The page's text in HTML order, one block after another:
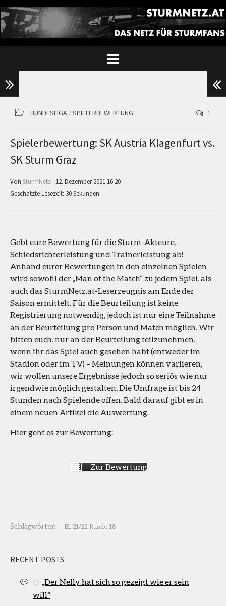
BUNDESLIGA /SPIELERBEWERTUNG 1
Spielerbewertung: SK Austria Klagenfurt vs.
SK Sturm Graz
Von SturmNetz · 12. Dezember 2021 16:20
Geschätzte Lesezeit: 30 Sekunden
Gebt eure Bewertung für die Sturm-Akteure,
Schiedsrichterleistung und Trainerleistung ab!
Anhand eurer Bewertungen in den einzelnen Spielen
wird sowohl der „Man of the Match“ zu jedem Spiel, als
auch das SturmNetz.at-Leserzeugnis am Ende der
Saison ermittelt. Für die Beurteilung ist keine
Registrierung notwendig, jedoch ist nur eine Teilnahme
an der Beurteilung pro Person und Match möglich. Wir
bitten euch, nur an der Beurteilung teilzunehmen,
wenn ihr das Spiel auch gesehen habt (entweder im
Stadion oder im TV) – Meinungen können variieren,
wir wollen unsere Ergebnisse jedoch so seriös wie nur
irgendwie möglich gestalten. Die Umfrage ist bis 24
Stunden nach Spielende offen. Bald darauf gibt es in
einem neuen Artikel die Auswertung.
Hier geht es zur Bewertung:
Zur Bewertung
Schlagwörter: BL 21/22: Runde 18
RECENT POSTS
„Der Nelly hat sich so gezeigt wie er sein
will“